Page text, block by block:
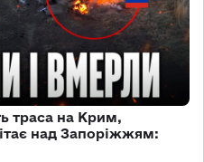
траса на Крим,
над Запоріжжям: